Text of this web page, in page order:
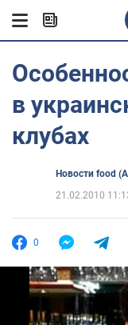
в
клубах
Новости food
21.02.2010
0